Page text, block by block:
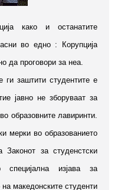
како и останатите
во едно : Корупција
да проговори за неа.
ги заштити студентите е
јавно не зборуваат за
образовните лавиринти.
мерки во образованието
за студенстски
изјава за
на македонските студенти